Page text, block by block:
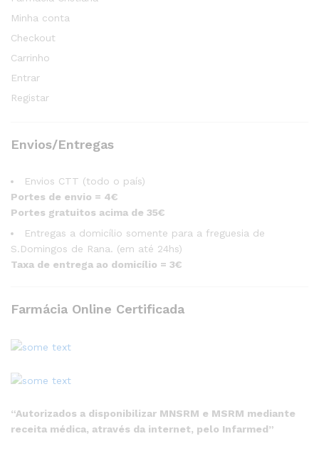
Minha conta
Checkout
Carrinho
Entrar
Registar
Envios/Entregas
Envios CTT (todo o país)
Portes de envio = 4€
Portes gratuitos acima de 35€
Entregas a domicílio somente para a freguesia de
S.Domingos de Rana. (em até 24hs)
Taxa de entrega ao domicílio = 3€
Farmácia Online Certificada
“Autorizados a disponibilizar MNSRM e MSRM mediante
receita médica, através da internet, pelo Infarmed”